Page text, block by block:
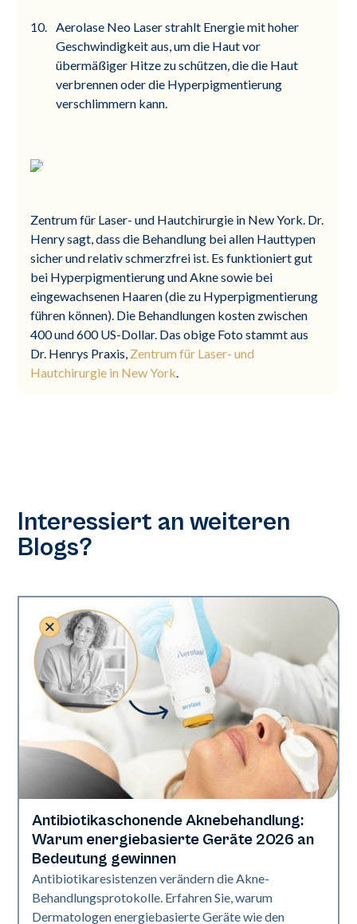
Aerolase Neo Laser strahlt Energie mit hoher
Geschwindigkeit aus, um die Haut vor
übermäßiger Hitze zu schützen, die die Haut
verbrennen oder die Hyperpigmentierung
verschlimmern kann.
Zentrum für Laser- und Hautchirurgie in New York. Dr.
Henry sagt, dass die Behandlung bei allen Hauttypen
sicher und relativ schmerzfrei ist. Es funktioniert gut
bei Hyperpigmentierung und Akne sowie bei
eingewachsenen Haaren (die zu Hyperpigmentierung
führen können). Die Behandlungen kosten zwischen
400 und 600 US-Dollar. Das obige Foto stammt aus
Dr. Henrys Praxis, Zentrum für Laser- und
Hautchirurgie in New York.
Interessiert an weiteren
Blogs?
Gesundheit der Haut
Antibiotikaschonende Aknebehandlung:
Warum energiebasierte Geräte 2026 an
Bedeutung gewinnen
Antibiotikaresistenzen verändern die Akne-
Behandlungsprotokolle. Erfahren Sie, warum
Dermatologen energiebasierte Geräte wie den